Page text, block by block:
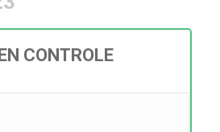
CONTROLE